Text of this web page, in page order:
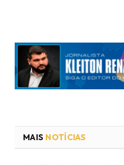
MAIS NOTÍCIAS